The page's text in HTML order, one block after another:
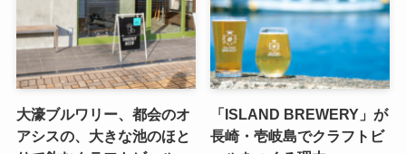
大濠ブルワリー、都会のオ
アシスの、大きな池のほと
「ISLAND BREWERY」が
長崎・壱岐島でクラフトビ